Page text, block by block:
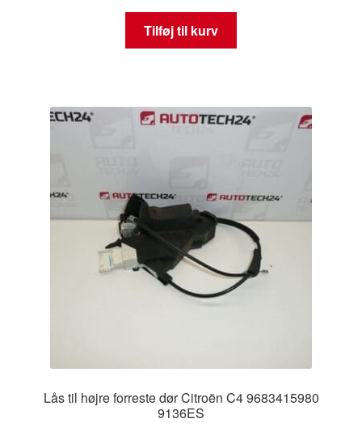
Tilføj til kurv
Lås til højre forreste dør Citroën C4 9683415980
9136ES